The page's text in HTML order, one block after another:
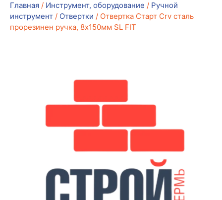
Главная / Инструмент, оборудование / Ручной
инструмент / Отвертки / Отвертка Старт Crv сталь
прорезинен ручка, 8х150мм SL FIT